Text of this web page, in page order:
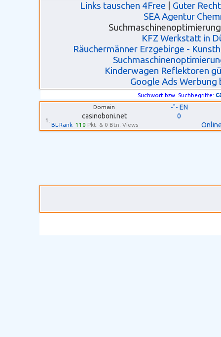
Links tauschen 4Free
Guter
SEA Agentur
KFZ Werkstatt in
Räuchermänner Erzgebirge -
Kinderwagen Reflektoren
Google Ads Werbung
Suchwort bzw. Suchbegriffe:
Domain -"- EN
1.
casinoboni.net 0
BL-Rank 110 Pkt. & 0 Btn. Views